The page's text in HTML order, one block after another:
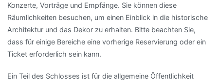
Konzerte, Vorträge und Empfänge. Sie können diese
Räumlichkeiten besuchen, um einen Einblick in die historische
Architektur und das Dekor zu erhalten. Bitte beachten Sie,
dass für einige Bereiche eine vorherige Reservierung oder ein
Ticket erforderlich sein kann.
Ein Teil des Schlosses ist für die allgemeine Öffentlichkeit